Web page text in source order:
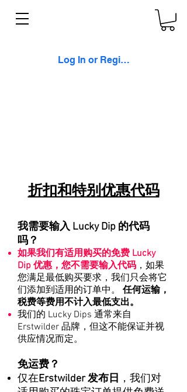
Log In or Register
折扣和特别优惠代码
我需要输入 Lucky Dip 的代码
吗？
如果我们有适用购买的免费 Lucky
Dip 优惠，您不需要输入代码 ，如果
您满足最低购买要求，我们只会将它
们添加到适用的订单中。 任何运输，
税费等费用不计入最低支出。
我们的 Lucky Dips 通常来自
Erstwilder 品牌，但这不能保证并视
供应情况而定。
免运费？
仅在Erstwilder 发布日 ，我们对